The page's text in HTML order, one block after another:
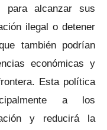
para alcanzar sus
ilegal o detener
también podrían
económicas y
Esta política
a los
y reducirá la